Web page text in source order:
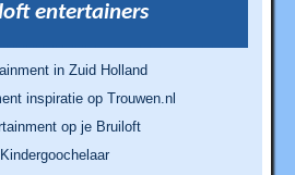
entertainers
in Zuid Holland
inspiratie op Trouwen.nl
op je Bruiloft
Kindergoochelaar